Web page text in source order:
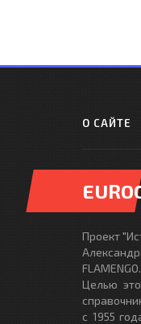
О САЙТЕ
Проект
FLAMENGO.
Целью
с 1955